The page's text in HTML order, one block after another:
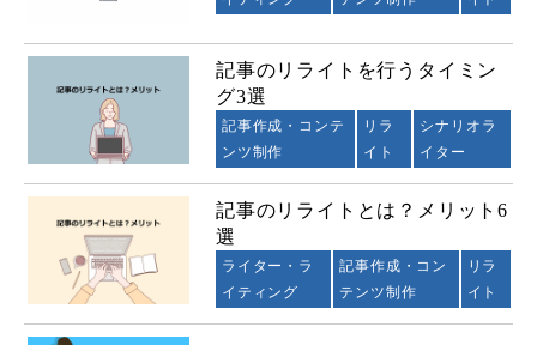
記事のリライトを行うタイミン
グ3選
記事作成・コンテ
ンツ制作
リラ
イト
シナリオラ
イター
記事のリライトとは？メリット6
選
ライター・ラ
イティング
記事作成・コン
テンツ制作
リラ
イト